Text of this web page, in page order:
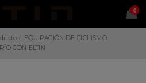
0
EQUIPACIÓN DE CICLISMO
CON ELTIN